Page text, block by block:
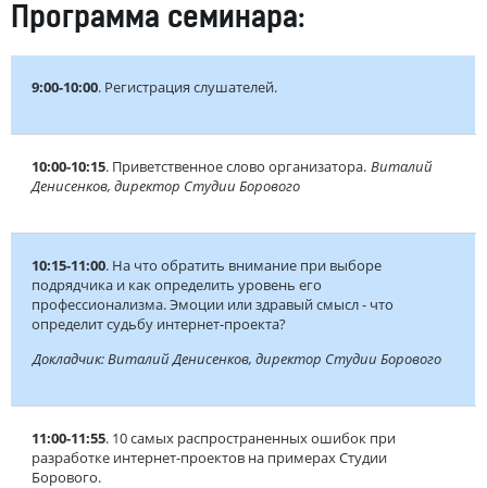
Программа семинара:
9:00-10:00. Регистрация слушателей.
10:00-10:15. Приветственное слово организатора. Виталий
Денисенков, директор Студии Борового
10:15-11:00. На что обратить внимание при выборе
подрядчика и как определить уровень его
профессионализма. Эмоции или здравый смысл - что
определит судьбу интернет-проекта?
Докладчик: Виталий Денисенков, директор Студии Борового
11:00-11:55. 10 самых распространенных ошибок при
разработке интернет-проектов на примерах Студии
Борового.